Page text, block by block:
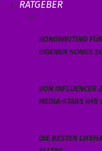
RATGEBER
SONGWRITING
EIGENEN SONGS
VON INFLUENCER
MEDIA-STARS IHR
DIE BESTEN